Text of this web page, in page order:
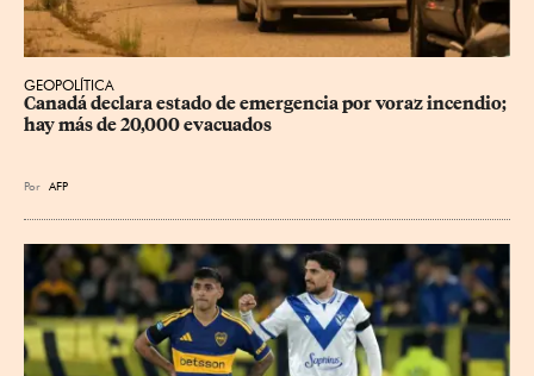
GEOPOLÍTICA
Canadá declara estado de emergencia por voraz incendio;
hay más de 20,000 evacuados
Por AFP